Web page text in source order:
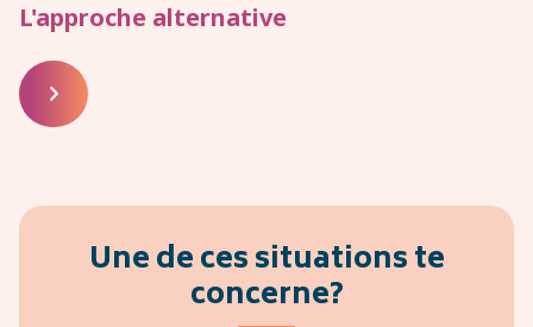
L'approche alternative

Une de ces situations te
concerne?